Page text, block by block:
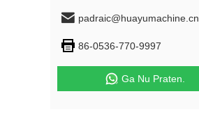
padraic@huayumachine.cn
86-0536-770-9997
Ga Nu Praten.